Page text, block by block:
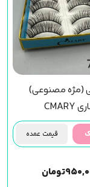
(مژه مصنوعی)
برند سی ماری CMARY
قیمت عمده
تومان